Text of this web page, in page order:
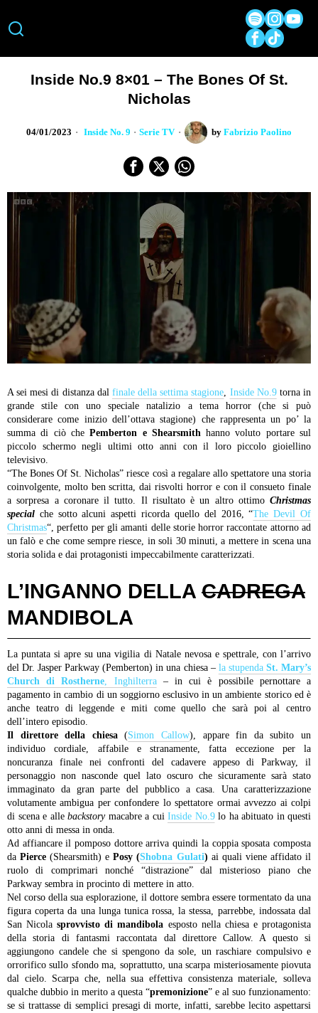
Inside No.9 8×01 – The Bones Of St.
Nicholas
04/01/2023 Inside No. 9 · Serie TV by Fabrizio Paolino
A sei mesi di distanza dal finale della settima stagione, Inside No.9torna in
grande stile con uno speciale natalizio a tema horror (che si può
considerare come inizio dell’ottava stagione) che rappresenta un po’ la
summa di ciò chePemberton e Shearsmithhanno voluto portare sul
piccolo schermo negli ultimi otto anni con il loro piccolo gioiellino
televisivo.
“The Bones Of St. Nicholas” riesce così a regalare allo spettatore una storia
coinvolgente, molto ben scritta, dai risvolti horror e con il consueto finale
a sorpresa a coronare il tutto. Il risultato è un altro ottimo Christmas
special che sotto alcuni aspetti ricorda quello del 2016, “The Devil Of
Christmas“, perfetto per gli amanti delle storie horror raccontate attorno ad
un falò e che come sempre riesce, in soli 30 minuti, a mettere in scena una
storia solida e dai protagonisti impeccabilmente caratterizzati.
L’INGANNO DELLA CADREGA
MANDIBOLA
La puntata si apre su una vigilia di Natale nevosa e spettrale, con l’arrivo
del Dr. Jasper Parkway (Pemberton) in una chiesa – la stupenda St. Mary’s
Church di Rostherne, Inghilterra– in cui è possibile pernottare a
pagamento in cambio di un soggiorno esclusivo in un ambiente storico ed è
anche teatro di leggende e miti come quello che sarà poi al centro
dell’intero episodio.
Il direttore della chiesa(Simon Callow), appare fin da subito un
individuo cordiale, affabile e stranamente, fatta eccezione per la
noncuranza finale nei confronti del cadavere appeso di Parkway, il
personaggio non nasconde quel lato oscuro che sicuramente sarà stato
immaginato da gran parte del pubblico a casa. Una caratterizzazione
volutamente ambigua per confondere lo spettatore ormai avvezzo ai colpi
di scena e alle backstorymacabre a cui Inside No.9lo ha abituato in questi
otto anni di messa in onda.
Ad affiancare il pomposo dottore arriva quindi la coppia sposata composta
daPierce (Shearsmith) ePosy (Shobna Gulati) ai quali viene affidato il
ruolo di comprimari nonché “distrazione” dal misterioso piano che
Parkway sembra in procinto di mettere in atto.
Nel corso della sua esplorazione, il dottore sembra essere tormentato da una
figura coperta da una lunga tunica rossa, la stessa, parrebbe, indossata dal
San Nicolasprovvisto di mandibola esposto nella chiesa e protagonista
della storia di fantasmi raccontata dal direttore Callow. A questo si
aggiungono candele che si spengono da sole, un raschiare compulsivo e
orrorifico sullo sfondo ma, soprattutto, una scarpa misteriosamente piovuta
dal cielo. Scarpa che, nella sua effettiva consistenza materiale, solleva
qualche dubbio in merito a questa “premonizione” e al suo funzionamento:
se si trattasse di semplici presagi di morte, infatti, sarebbe lecito aspettarsi